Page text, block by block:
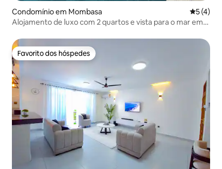
Condomínio em Mombasa
5 (4)
Alojamento de luxo com 2 quartos e vista para o mar em
Favorito dos hóspedes
Favorito dos hóspedes